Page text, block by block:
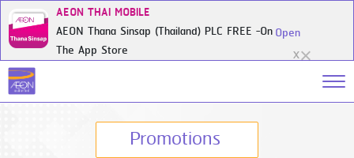
X
AEON THAI MOBILE
AEON Thana Sinsap (Thailand) PLC FREE -On
The App Store
Open
Promotions